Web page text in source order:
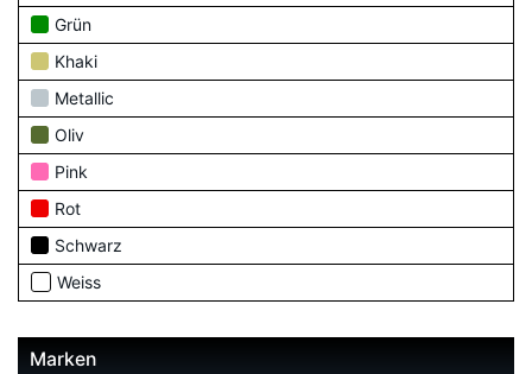
Grün
Khaki
Metallic
Oliv
Pink
Rot
Schwarz
Weiss
Marken